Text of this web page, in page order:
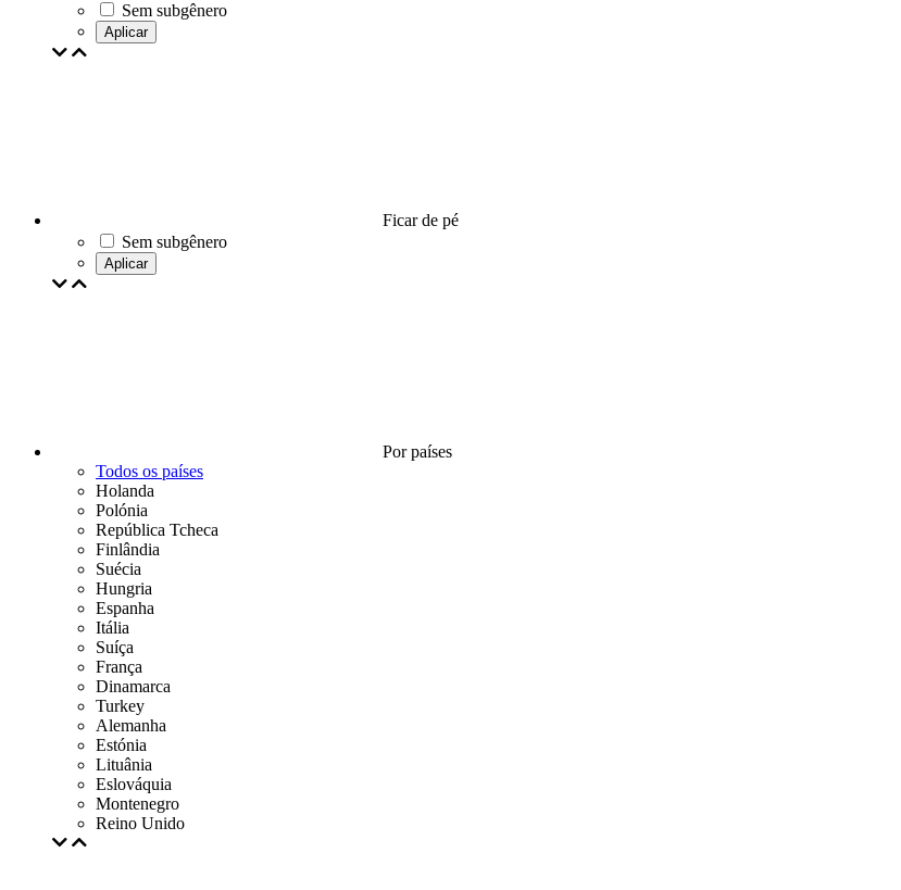
Sem subgênero
Aplicar
Ficar de pé
Sem subgênero
Aplicar
Por países
Todos os países
Holanda
Polónia
República Tcheca
Finlândia
Suécia
Hungria
Espanha
Itália
Suíça
França
Dinamarca
Turkey
Alemanha
Estónia
Lituânia
Eslováquia
Montenegro
Reino Unido